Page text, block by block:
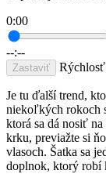
0:00
--:--
Zastaviť Rýchlosť
Je tu ďalší trend,
niekoľkých rokoch
ktorá sa dá nosiť
krku, previažte si
vlasoch. Šatka sa
doplnok, ktorý robí